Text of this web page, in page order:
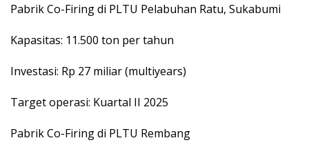
Pabrik Co-Firing di PLTU Pelabuhan Ratu, Sukabumi
Kapasitas: 11.500 ton per tahun
Investasi: Rp 27 miliar (multiyears)
Target operasi: Kuartal II 2025
Pabrik Co-Firing di PLTU Rembang